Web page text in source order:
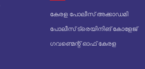
കേരള പോലീസ് അക്കാഡമി
പോലീസ് ട്രെയിനിങ് കോളേജ്
ഗവണ്മെന്റ് ഓഫ് കേരള